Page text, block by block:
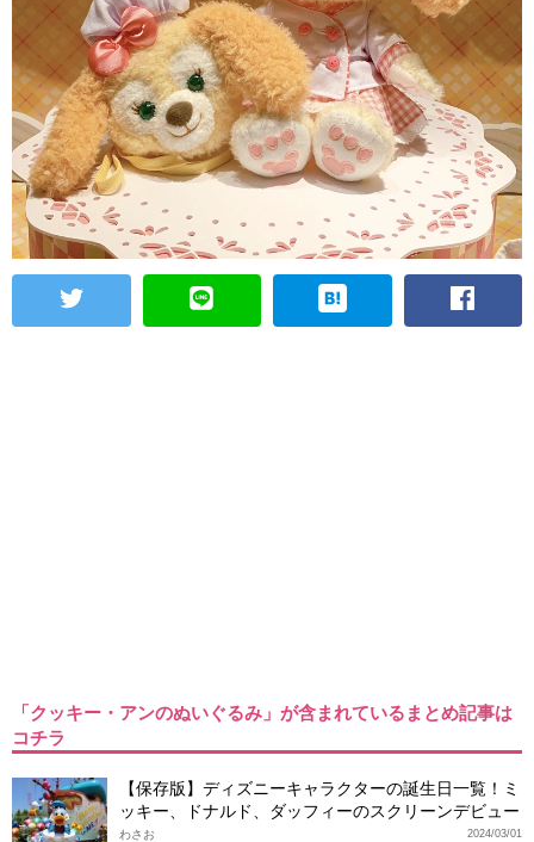
「クッキー・アンのぬいぐるみ」が含まれているまとめ記事は
コチラ
【保存版】ディズニーキャラクターの誕生日一覧！ミ
ッキー、ドナルド、ダッフィーのスクリーンデビュー
2024/03/01
わさお